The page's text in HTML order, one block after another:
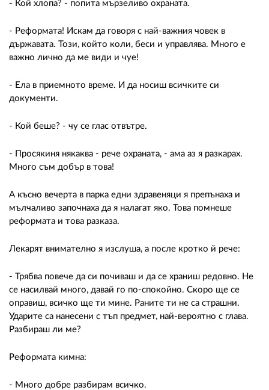
- Кой хлопа? - попита мързеливо охраната.
- Реформата! Искам да говоря с най-важния човек в
държавата. Този, който коли, беси и управлява. Много е
важно лично да ме види и чуе!
- Ела в приемното време. И да носиш всичките си
документи.
- Кой беше? - чу се глас отвътре.
- Просякиня някаква - рече охраната, - ама аз я разкарах.
Много съм добър в това!
А късно вечерта в парка едни здравеняци я препънаха и
мълчаливо започнаха да я налагат яко. Това помнеше
реформата и това разказа.
Лекарят внимателно я изслуша, а после кротко й рече:
- Трябва повече да си почиваш и да се храниш редовно. Не
се насилвай много, давай го по-спокойно. Скоро ще се
оправиш, всичко ще ти мине. Раните ти не са страшни.
Ударите са нанесени с тъп предмет, най-вероятно с глава.
Разбираш ли ме?
Реформата кимна:
- Много добре разбирам всичко.